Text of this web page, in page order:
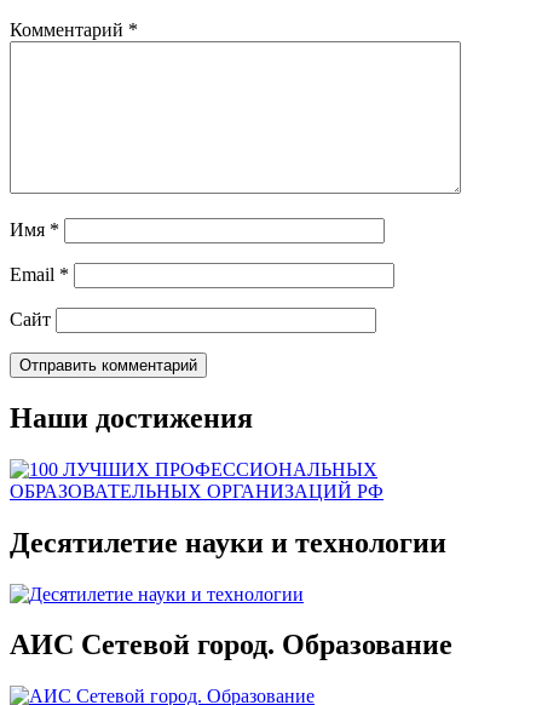
Комментарий *
Имя *
Email *
Сайт
Наши достижения
Десятилетие науки и технологии
АИС Сетевой город. Образование